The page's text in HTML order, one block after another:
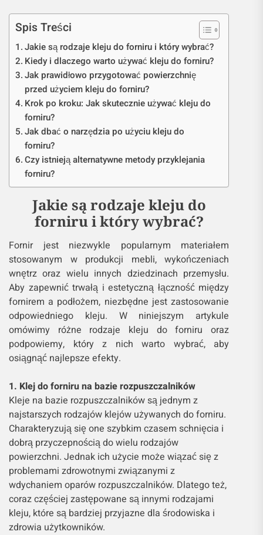
Spis Treści
Jakie są rodzaje kleju do forniru i który wybrać?
Kiedy i dlaczego warto używać kleju do forniru?
Jak prawidłowo przygotować powierzchnię
przed użyciem kleju do forniru?
Krok po kroku: Jak skutecznie używać kleju do
forniru?
Jak dbać o narzędzia po użyciu kleju do
forniru?
Czy istnieją alternatywne metody przyklejania
forniru?
Jakie są rodzaje kleju do
forniru i który wybrać?
Fornir jest niezwykle popularnym materiałem
stosowanym w produkcji mebli, wykończeniach
wnętrz oraz wielu innych dziedzinach przemysłu.
Aby zapewnić trwałą i estetyczną łączność między
fornirem a podłożem, niezbędne jest zastosowanie
odpowiedniego kleju. W niniejszym artykule
omówimy różne rodzaje kleju do forniru oraz
podpowiemy, który z nich warto wybrać, aby
osiągnąć najlepsze efekty.
1. Klej do forniru na bazie rozpuszczalników
Kleje na bazie rozpuszczalników są jednym z
najstarszych rodzajów klejów używanych do forniru.
Charakteryzują się one szybkim czasem schnięcia i
dobrą przyczepnością do wielu rodzajów
powierzchni. Jednak ich użycie może wiązać się z
problemami zdrowotnymi związanymi z
wdychaniem oparów rozpuszczalników. Dlatego też,
coraz częściej zastępowane są innymi rodzajami
kleju, które są bardziej przyjazne dla środowiska i
zdrowia użytkowników.